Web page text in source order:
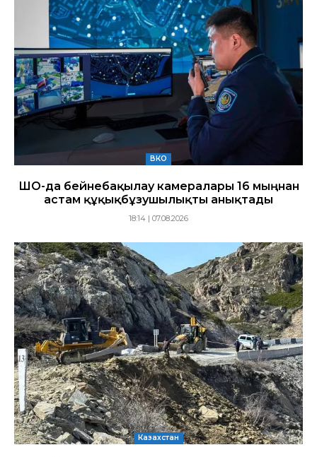
ВКО
ШҚО-да бейнебақылау камералары 16 мыңнан
астам құқықбұзушылықты анықтады
18:14 | 07.08.2026
Казахстан